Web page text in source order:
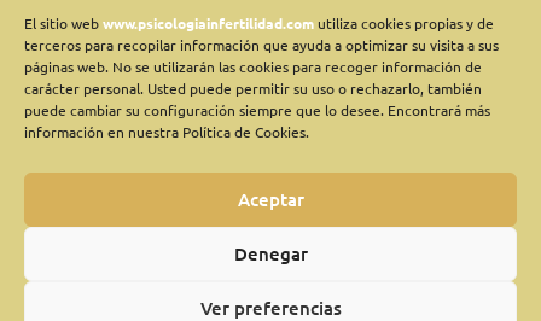
El sitio webwww.psicologiainfertilidad.com utiliza cookies propias y de
terceros para recopilar información que ayuda a optimizar su visita a sus
páginas web. No se utilizarán las cookies para recoger información de
carácter personal. Usted puede permitir su uso o rechazarlo, también
puede cambiar su configuración siempre que lo desee. Encontrará más
información en nuestra Política de Cookies.
Aceptar
Denegar
Ver preferencias
-19,Sin categoría/Olivia
Hace unos días os escribía algunas pautas a tener en cuenta a la
hora de afrontar con mayor equilibrio psicológico el estado de
confinamiento domiciliario en el que nos encontramos. Me
algunos consejos de utilidad, que a pesar de resultar sencillos y
Leer más »